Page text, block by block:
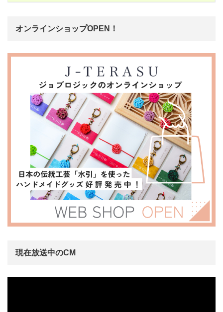
オンラインショップOPEN！
現在放送中のCM